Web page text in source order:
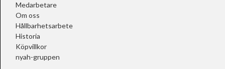
Medarbetare
Om oss
Hållbarhetsarbete
Historia
Köpvillkor
nyah-gruppen